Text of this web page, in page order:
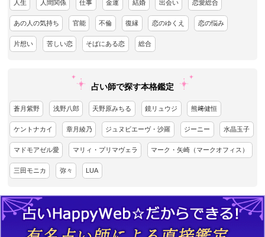
人生 人間関係 仕事 金運 結婚 出会い 恋愛総合
あの人の気持ち 官能 不倫 復縁 恋のゆくえ 恋の悩み
片想い 苦しい恋 そばにある恋 総合
占い師で探す本格鑑定
蒼月紫野 浅野八郎 天野原みちる 鏡リュウジ 熊﨑健恒
ケントナカイ 章月綾乃 ジュヌビエーヴ・沙羅 ジーニー 水晶玉子
マドモアゼル愛 マリィ・プリマヴェラ マーク・矢崎（マークオフィス）
三田モニカ 弥々 LUA